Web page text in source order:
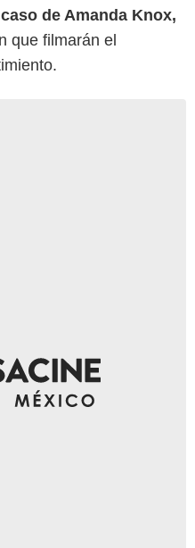
de Amanda Knox,
que filmarán el